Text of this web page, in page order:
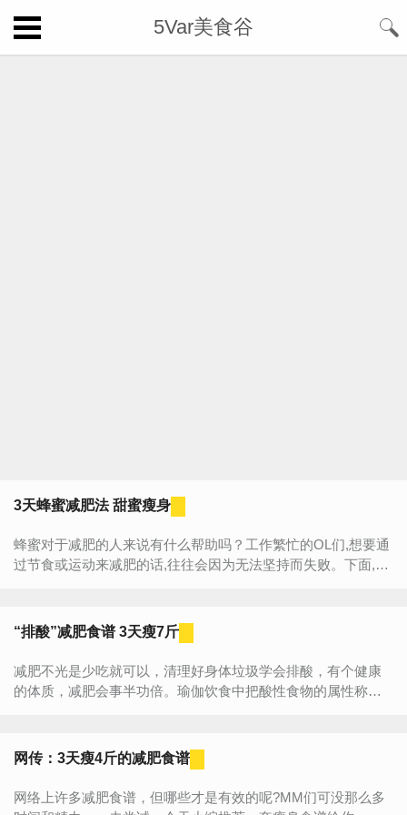
5Var美食谷
3天蜂蜜减肥法 甜蜜瘦身
蜂蜜对于减肥的人来说有什么帮助吗？工作繁忙的OL们,想要通
过节食或运动来减肥的话,往往会因为无法坚持而失败。下面,小
“排酸”减肥食谱 3天瘦7斤
减肥不光是少吃就可以，清理好身体垃圾学会排酸，有个健康
的体质，减肥会事半功倍。瑜伽饮食中把酸性食物的属性称为
网传：3天瘦4斤的减肥食谱
网络上许多减肥食谱，但哪些才是有效的呢?MM们可没那么多